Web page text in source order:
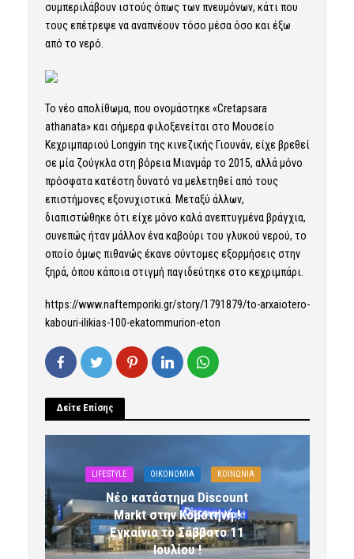
συμπεριλάβουν ιστούς όπως των πνευμόνων, κάτι που
τους επέτρεψε να αναπνέουν τόσο μέσα όσο και έξω
από το νερό.
Το νέο απολίθωμα, που ονομάστηκε «Cretapsara
athanata» και σήμερα φιλοξενείται στο Μουσείο
Κεχριμπαριού Longyin της κινεζικής Γιουνάν, είχε βρεθεί
σε μία ζούγκλα στη βόρεια Μιανμάρ το 2015, αλλά μόνο
πρόσφατα κατέστη δυνατό να μελετηθεί από τους
επιστήμονες εξονυχιστικά. Μεταξύ άλλων,
διαπιστώθηκε ότι είχε μόνο καλά ανεπτυγμένα βράγχια,
συνεπώς ήταν μάλλον ένα καβούρι του γλυκού νερού, το
οποίο όμως πιθανώς έκανε σύντομες εξορμήσεις στην
ξηρά, όπου κάποια στιγμή παγιδεύτηκε στο κεχριμπάρι.
https://www.naftemporiki.gr/story/1791879/to-arxaiotero-
kabouri-ilikias-100-ekatommurion-eton
Δείτε Επίσης
LIFESTYLE OIKONOMIA ΚΟΙΝΩΝΙΑ
Νέο κατάστημα Discount
Markt στην Κομοτηνή !
Εγκαίνια το Σάββατο 11
Ιουλίου !